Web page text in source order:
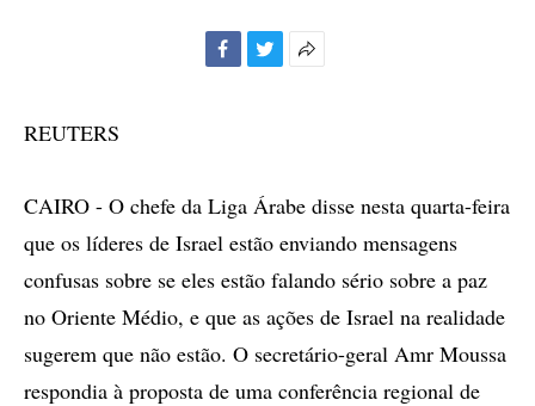
REUTERS
CAIRO - O chefe da Liga Árabe disse nesta quarta-feira
que os líderes de Israel estão enviando mensagens
confusas sobre se eles estão falando sério sobre a paz
no Oriente Médio, e que as ações de Israel na realidade
sugerem que não estão. O secretário-geral Amr Moussa
respondia à proposta de uma conferência regional de